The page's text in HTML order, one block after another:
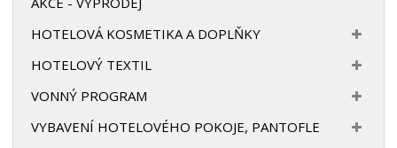
HOTELOVÁ KOSMETIKA A DOPLŇKY
HOTELOVÝ TEXTIL
VONNÝ PROGRAM
VYBAVENÍ HOTELOVÉHO POKOJE, PANTOFLE